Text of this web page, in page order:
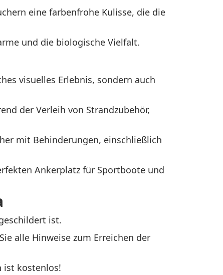
eine farbenfrohe Kulisse, die die
und die biologische Vielfalt.
visuelles Erlebnis, sondern auch
der Verleih von Strandzubehör,
mit Behinderungen, einschließlich
Ankerplatz für Sportboote und
ist.
alle Hinweise zum Erreichen der
ist kostenlos!